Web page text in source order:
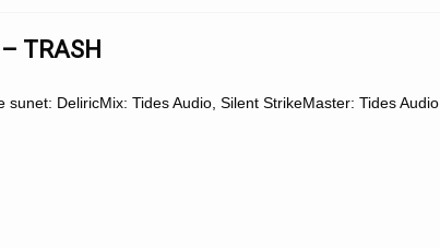
TRASH
sunet: DeliricMix: Tides Audio, Silent StrikeMaster: Tides Audio